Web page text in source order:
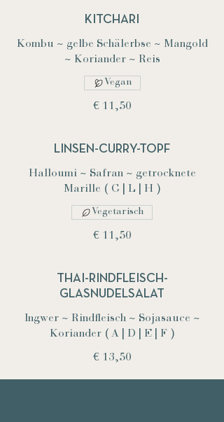
KITCHARI
Kombu ~ gelbe Schälerbse ~ Mangold
~ Koriander ~ Reis
€ 11,50
Vegan
LINSEN-CURRY-TOPF
Halloumi ~ Safran ~ getrocknete
Marille ( G | L | H )
€ 11,50
Vegetarisch
THAI-RINDFLEISCH-
GLASNUDELSALAT
Ingwer ~ Rindfleisch ~ Sojasauce ~
Koriander ( A | D | E | F )
€ 13,50